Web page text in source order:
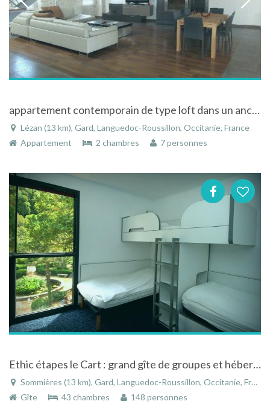
appartement contemporain de type loft dans un ancien chateau
Lézan (13 km), Gard, Languedoc-Roussillon, Occitanie, France
Appartement
2 chambres 7 personnes
Ethic étapes le Cart : grand gîte de groupes et hébergement collectif
Sommières (13 km), Gard, Languedoc-Roussillon, Occitanie, France
Gîte
43 chambres 148 personnes